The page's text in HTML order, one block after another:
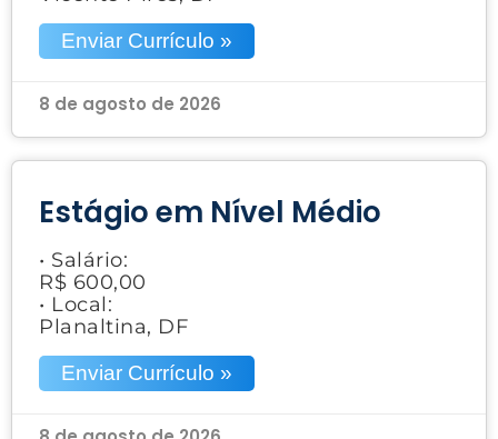
Enviar Currículo »
8 de agosto de 2026
Estágio em Nível Médio
• Salário:
R$ 600,00
• Local:
Planaltina, DF
Enviar Currículo »